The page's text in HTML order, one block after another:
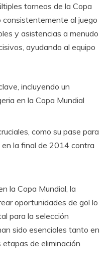
torneos de la Copa
consistentemente al juego
y asistencias a menudo
ayudando al equipo
incluyendo un
en la Copa Mundial
como su pase para
en la final de 2014 contra
la Copa Mundial, la
oportunidades de gol lo
para la selección
sido esenciales tanto en
de eliminación